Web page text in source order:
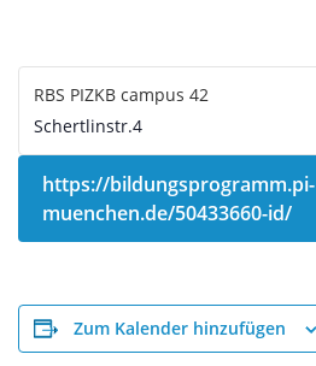
RBS PIZKB campus 42
Schertlinstr.4
https://bildungsprogramm.pi-
muenchen.de/50433660-id/
Zum Kalender hinzufügen